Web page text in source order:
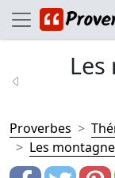
Proverbes
Les